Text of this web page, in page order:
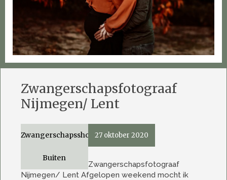
Zwangerschapsfotograaf
Nijmegen/ Lent
27 oktober 2020
Zwangerschapsshoot
Buiten
Zwangerschapsfotograaf
Nijmegen/ Lent Afgelopen weekend mocht ik